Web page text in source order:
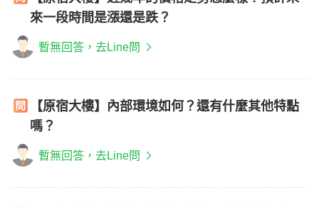
來一段時間是漲還是跌？
暫無回答，去Line問
【原宿大樓】內部環境如何？還有什麼其他特點
嗎？
暫無回答，去Line問